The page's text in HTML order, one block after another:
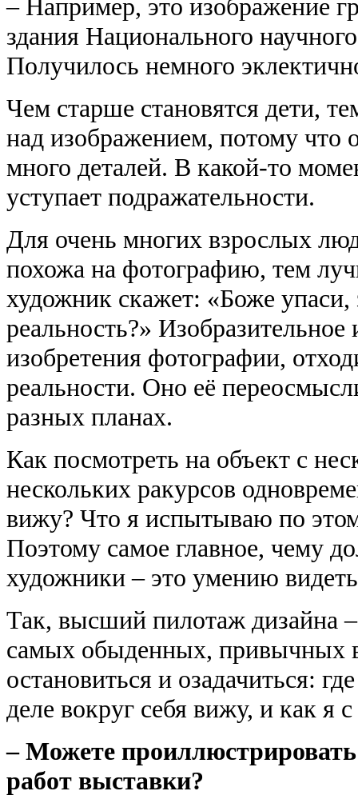
– Например, это изображение
здания Национального
Получилось немного
Чем старше становятся дети,
над изображением, потому что
много деталей. В какой-то
уступает подражательности.
Для очень многих взрослых
похожа на фотографию, тем
художник скажет: «Боже упаси,
реальность?» Изобразительное
изобретения фотографии,
реальности. Оно её
разных планах.
Как посмотреть на объект с
нескольких ракурсов
вижу? Что я испытываю по
Поэтому самое главное, чему
художники – это умению
Так, высший пилотаж дизайна
самых обыденных, привычных
остановиться и озадачиться:
деле вокруг себя вижу, и как
– Можете
работ выставки?